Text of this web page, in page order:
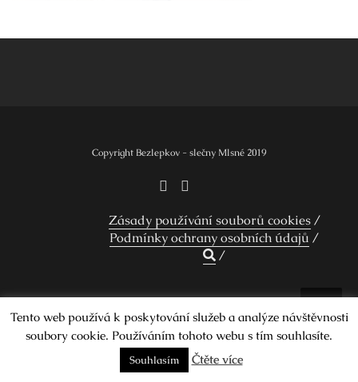
Copyright Bezlepkov - slečny Mlsné 2019
Zásady používání souborů cookies
Podmínky ochrany osobních údajů
Design by Smartcat
Tento web používá k poskytování služeb a analýze návštěvnosti
soubory cookie. Používáním tohoto webu s tím souhlasíte.
Souhlasím Čtěte více